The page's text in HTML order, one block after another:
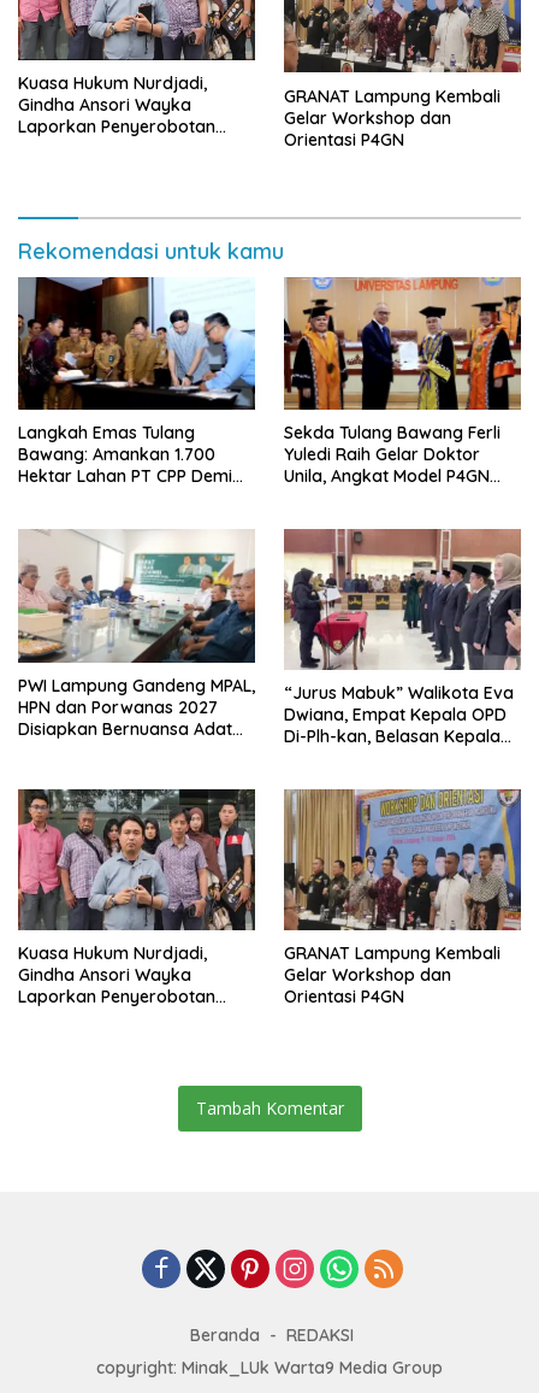
Kuasa Hukum Nurdjadi,
Gindha Ansori Wayka
Laporkan Penyerobotan
GRANAT Lampung Kembali
Gelar Workshop dan
Orientasi P4GN
Rekomendasi untuk kamu
Langkah Emas Tulang
Bawang: Amankan 1.700
Hektar Lahan PT CPP Demi
Sekda Tulang Bawang Ferli
Yuledi Raih Gelar Doktor
Unila, Angkat Model P4GN
PWI Lampung Gandeng MPAL,
HPN dan Porwanas 2027
Disiapkan Bernuansa Adat
“Jurus Mabuk” Walikota Eva
Dwiana, Empat Kepala OPD
Di-Plh-kan, Belasan Kepala
Kuasa Hukum Nurdjadi,
Gindha Ansori Wayka
Laporkan Penyerobotan
GRANAT Lampung Kembali
Gelar Workshop dan
Orientasi P4GN
Tambah Komentar
Beranda
REDAKSI
copyright: Minak_LUk Warta9 Media Group